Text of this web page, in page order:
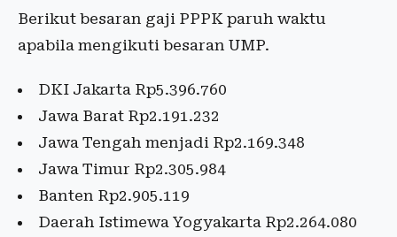
Berikut besaran gaji PPPK paruh waktu
apabila mengikuti besaran UMP.
DKI Jakarta Rp5.396.760
Jawa Barat Rp2.191.232
Jawa Tengah menjadi Rp2.169.348
Jawa Timur Rp2.305.984
Banten Rp2.905.119
Daerah Istimewa Yogyakarta Rp2.264.080